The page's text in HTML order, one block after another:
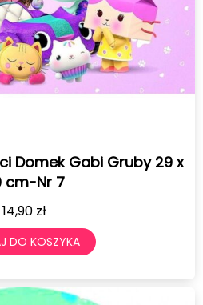
Domek Gabi Gruby 29 x
cm-Nr 7
14,90 zł
DO KOSZYKA